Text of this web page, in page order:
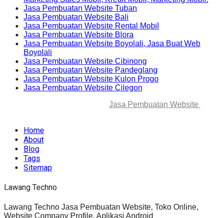
Jasa Pembuatan Website Tuban
Jasa Pembuatan Website Bali
Jasa Pembuatan Website Rental Mobil
Jasa Pembuatan Website Blora
Jasa Pembuatan Website Boyolali, Jasa Buat Web
Boyolali
Jasa Pembuatan Website Cibinong
Jasa Pembuatan Website Pandeglang
Jasa Pembuatan Website Kulon Progo
Jasa Pembuatan Website Cilegon
Jasa Pembuatan Website
Home
About
Blog
Tags
Sitemap
Lawang Techno
Lawang Techno Jasa Pembuatan Website, Toko Online,
Website Company Profile, Aplikasi Android